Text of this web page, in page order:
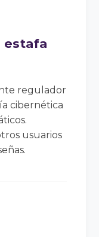
estafa
regulador
cibernética
usuarios